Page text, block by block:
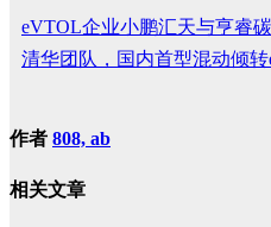
eVTOL企业小鹏汇天与亨睿
清华团队，国内首型混动倾
作者 808, ab
相关文章